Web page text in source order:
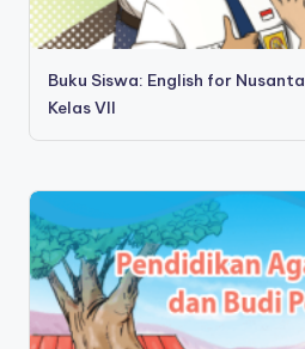
Buku Siswa: English for
Kelas VII